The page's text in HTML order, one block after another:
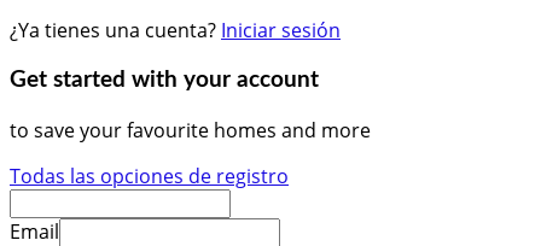
¿Ya tienes una cuenta? Iniciar sesión
Get started with your account
to save your favourite homes and more
Todas las opciones de registro
Email